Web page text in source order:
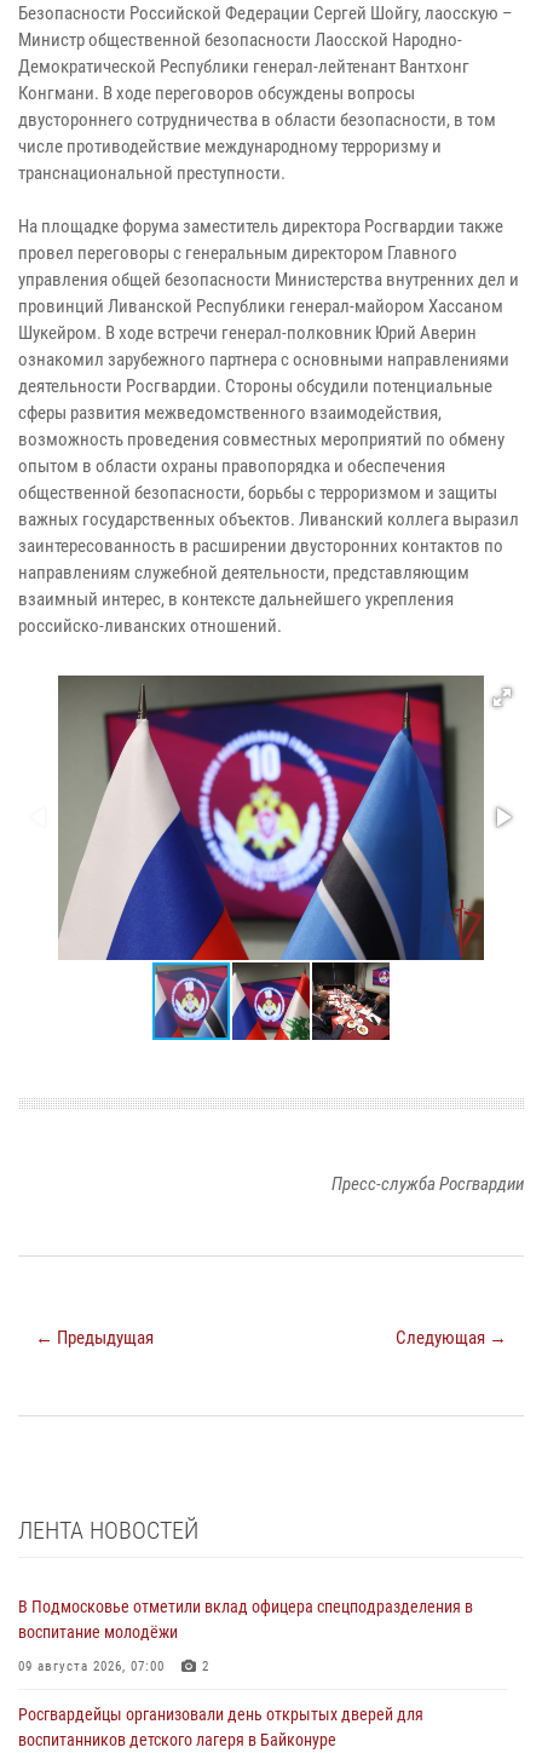
Безопасности Российской Федерации Сергей Шойгу, лаосскую –
Министр общественной безопасности Лаосской Народно-
Демократической Республики генерал-лейтенант Вантхонг
Конгмани. В ходе переговоров обсуждены вопросы
двустороннего сотрудничества в области безопасности, в том
числе противодействие международному терроризму и
транснациональной преступности.
На площадке форума заместитель директора Росгвардии также
провел переговоры с генеральным директором Главного
управления общей безопасности Министерства внутренних дел и
провинций Ливанской Республики генерал-майором Хассаном
Шукейром. В ходе встречи генерал-полковник Юрий Аверин
ознакомил зарубежного партнера с основными направлениями
деятельности Росгвардии. Стороны обсудили потенциальные
сферы развития межведомственного взаимодействия,
возможность проведения совместных мероприятий по обмену
опытом в области охраны правопорядка и обеспечения
общественной безопасности, борьбы с терроризмом и защиты
важных государственных объектов. Ливанский коллега выразил
заинтересованность в расширении двусторонних контактов по
направлениям служебной деятельности, представляющим
взаимный интерес, в контексте дальнейшего укрепления
российско-ливанских отношений.
Пресс-служба Росгвардии
← Предыдущая Следующая →
ЛЕНТА НОВОСТЕЙ
В Подмосковье отметили вклад офицера спецподразделения в
воспитание молодёжи
09 августа 2026, 07:00 2
Росгвардейцы организовали день открытых дверей для
воспитанников детского лагеря в Байконуре